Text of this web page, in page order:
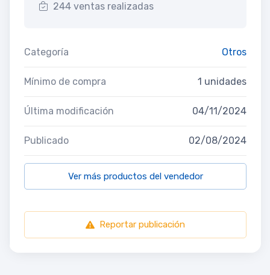
244 ventas realizadas
Categoría Otros
Mínimo de compra 1 unidades
Última modificación 04/11/2024
Publicado 02/08/2024
Ver más productos del vendedor
Reportar publicación